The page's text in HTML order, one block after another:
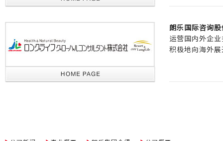
朗乐国际咨询
运营国内外企
积极地向海外